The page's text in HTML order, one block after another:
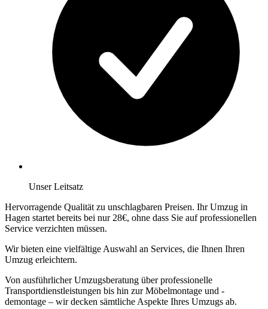
Unser Leitsatz
Hervorragende Qualität zu unschlagbaren Preisen. Ihr Umzug in
Hagen startet bereits bei nur 28€, ohne dass Sie auf professionellen
Service verzichten müssen.
Wir bieten eine vielfältige Auswahl an Services, die Ihnen Ihren
Umzug erleichtern.
Von ausführlicher Umzugsberatung über professionelle
Transportdienstleistungen bis hin zur Möbelmontage und -
demontage – wir decken sämtliche Aspekte Ihres Umzugs ab.